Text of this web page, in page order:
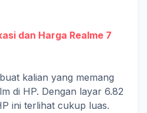
dan Harga Realme 7
kalian yang memang
di HP. Dengan layar 6.82
ini terlihat cukup luas.